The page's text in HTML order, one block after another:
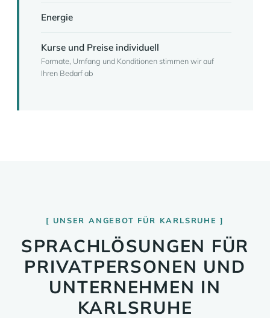
Energie
Kurse und Preise individuell
Formate, Umfang und Konditionen stimmen wir auf
Ihren Bedarf ab
UNSER ANGEBOT FÜR KARLSRUHE
SPRACHLÖSUNGEN FÜR
PRIVATPERSONEN UND
UNTERNEHMEN IN
KARLSRUHE